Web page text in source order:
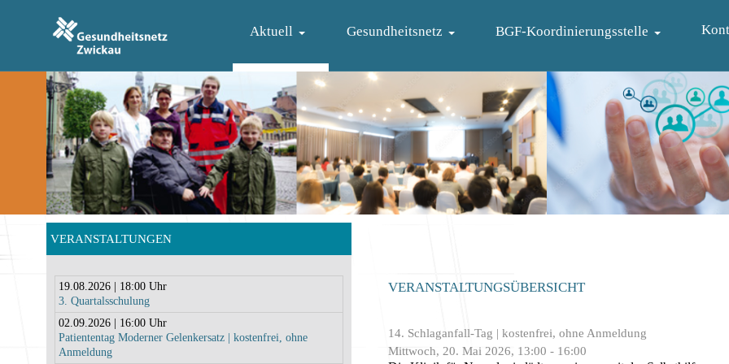
Aktuell Gesundheitsnetz BGF-Koordinierungsstelle
VERANSTALTUNGSÜBERSICHT
14. Schlaganfall-Tag | kostenfrei, ohne Anmeldung
Mittwoch, 20. Mai 2026, 13:00 - 16:00
VERANSTALTUNGEN
19.08.2026 | 18:00 Uhr
3. Quartalsschulung
02.09.2026 | 16:00 Uhr
Patiententag Moderner Gelenkersatz | kostenfrei, ohne
Anmeldung